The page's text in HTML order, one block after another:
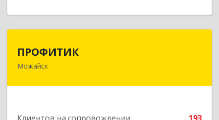
ПРОФИТИК
Можайск143200, Московская обл, Можайский р-н,